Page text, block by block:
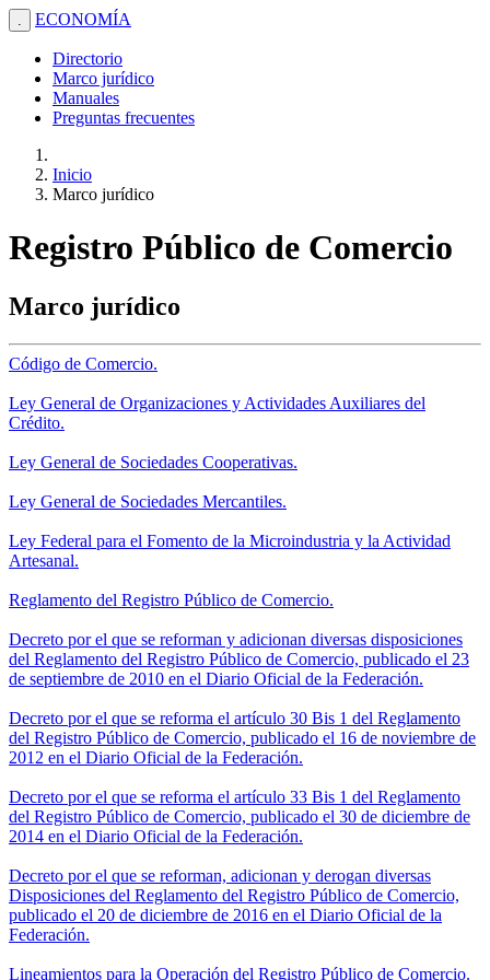
. ECONOMÍA
Directorio
Marco jurídico
Manuales
Preguntas frecuentes
Inicio
Marco jurídico
Registro Público de Comercio
Marco jurídico
Código de Comercio.
Ley General de Organizaciones y Actividades Auxiliares del
Crédito.
Ley General de Sociedades Cooperativas.
Ley General de Sociedades Mercantiles.
Ley Federal para el Fomento de la Microindustria y la Actividad
Artesanal.
Reglamento del Registro Público de Comercio.
Decreto por el que se reforman y adicionan diversas disposiciones
del Reglamento del Registro Público de Comercio, publicado el 23
de septiembre de 2010 en el Diario Oficial de la Federación.
Decreto por el que se reforma el artículo 30 Bis 1 del Reglamento
del Registro Público de Comercio, publicado el 16 de noviembre de
2012 en el Diario Oficial de la Federación.
Decreto por el que se reforma el artículo 33 Bis 1 del Reglamento
del Registro Público de Comercio, publicado el 30 de diciembre de
2014 en el Diario Oficial de la Federación.
Decreto por el que se reforman, adicionan y derogan diversas
Disposiciones del Reglamento del Registro Público de Comercio,
publicado el 20 de diciembre de 2016 en el Diario Oficial de la
Federación.
Lineamientos para la Operación del Registro Público de Comercio.